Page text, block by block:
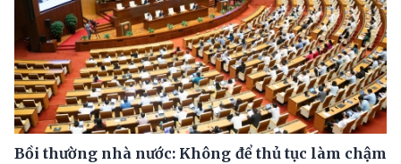
Bồi thường nhà nước: Không để thủ tục làm chậm